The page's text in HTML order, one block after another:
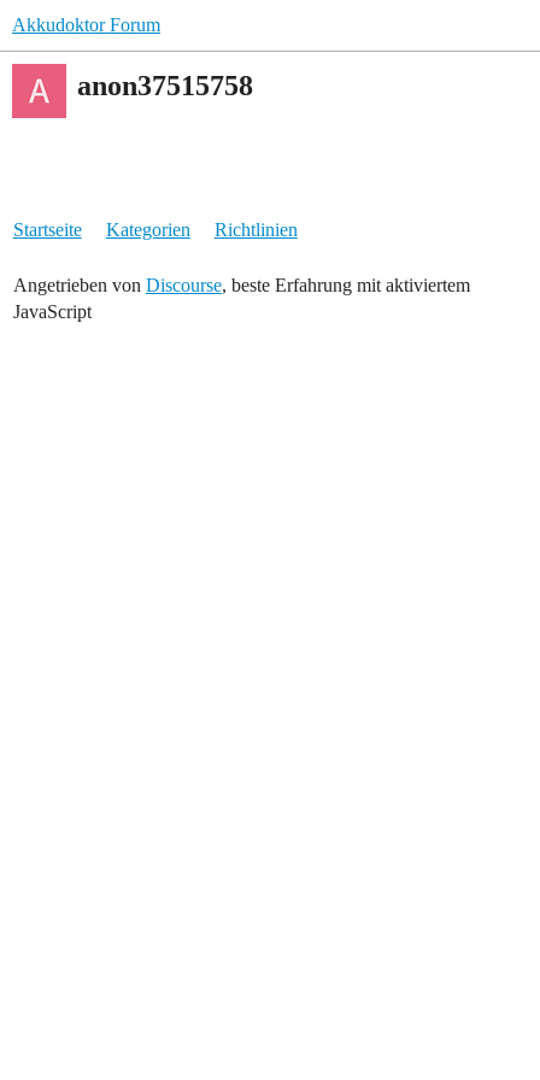
Akkudoktor Forum
anon37515758
Startseite Kategorien Richtlinien
Angetrieben von Discourse, beste Erfahrung mit aktiviertem
JavaScript